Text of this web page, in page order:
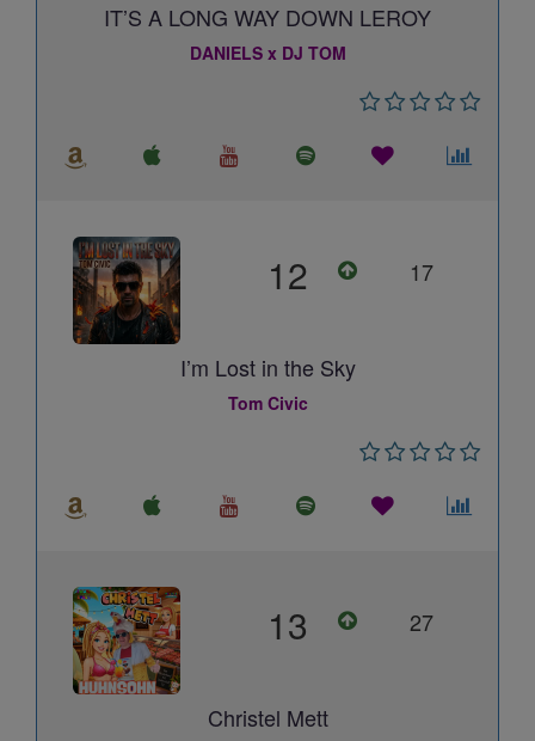
IT’S A LONG WAY DOWN LEROY
DANIELS x DJ TOM
12 17
I’m Lost in the Sky
Tom Civic
13 27
Christel Mett